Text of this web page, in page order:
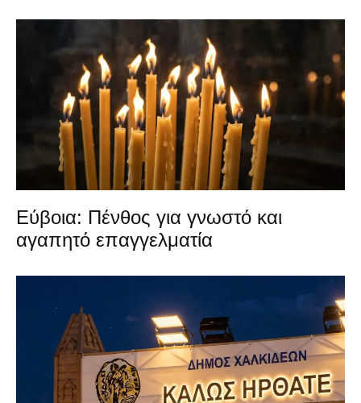
Εύβοια: Πένθος για γνωστό και
αγαπητό επαγγελματία